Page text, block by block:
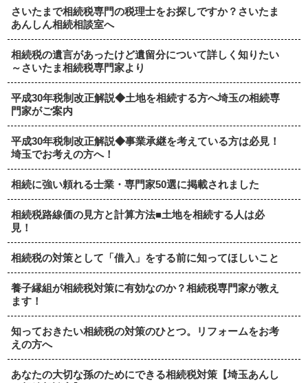
さいたまで相続税専門の税理士をお探しですか？さいたま
あんしん相続相談室へ
相続税の遺言があったけど遺留分について詳しく知りたい
～さいたま相続税専門家より
平成30年税制改正解説◆土地を相続する方へ埼玉の相続専
門家がご案内
平成30年税制改正解説◆事業承継を考えている方は必見！
埼玉でお考えの方へ！
相続に強い頼れる士業・専門家50選に掲載されました
相続税路線価の見方と計算方法■土地を相続する人は必
見！
相続税の対策として「借入」をする前に知ってほしいこと
養子縁組が相続税対策に有効なのか？相続税専門家が教え
ます！
知っておきたい相続税の対策のひとつ。リフォームをお考
えの方へ
あなたの大切な孫のためにできる相続税対策【埼玉あんし